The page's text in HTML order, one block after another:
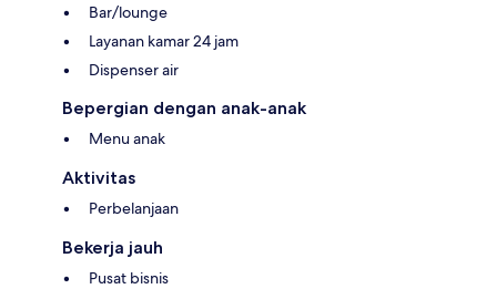
Bar/lounge
Layanan kamar 24 jam
Dispenser air
Bepergian dengan anak-anak
Menu anak
Aktivitas
Perbelanjaan
Bekerja jauh
Pusat bisnis